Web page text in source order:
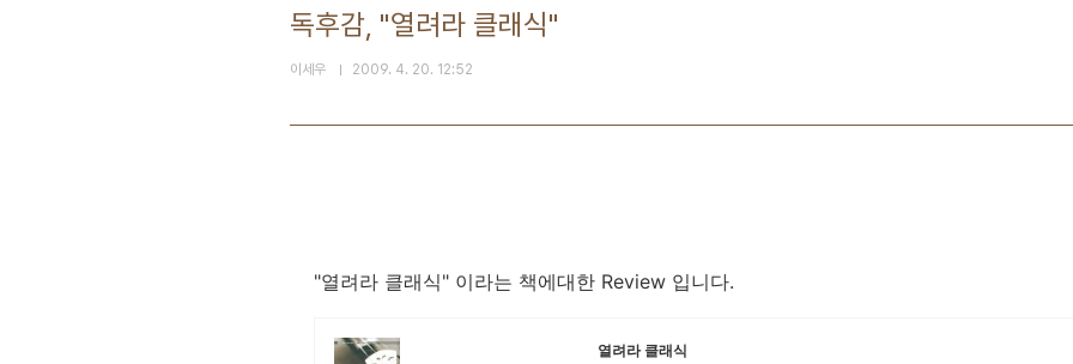
독후감, "열려라 클래식"
이세우 2009. 4. 20. 12:52
"열려라 클래식" 이라는 책에대한 Review 입니다.
열려라 클래식